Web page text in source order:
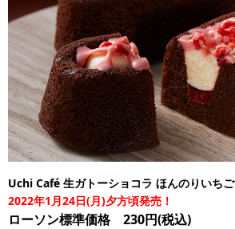
Uchi Café 生ガトーショコラ ほんのりいちご
2022年1月24日(月)夕方頃発売！
ローソン標準価格 230円(税込)